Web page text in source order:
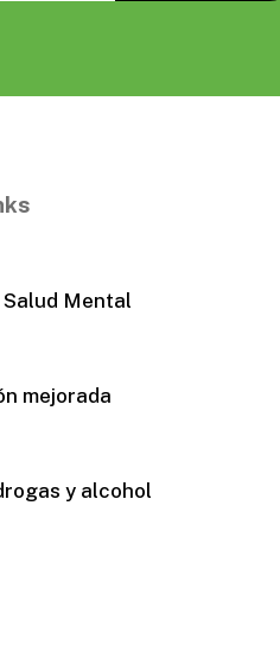
Mental
mejorada
y alcohol